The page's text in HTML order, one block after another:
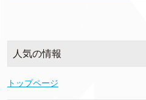
人気の情報
トップページ